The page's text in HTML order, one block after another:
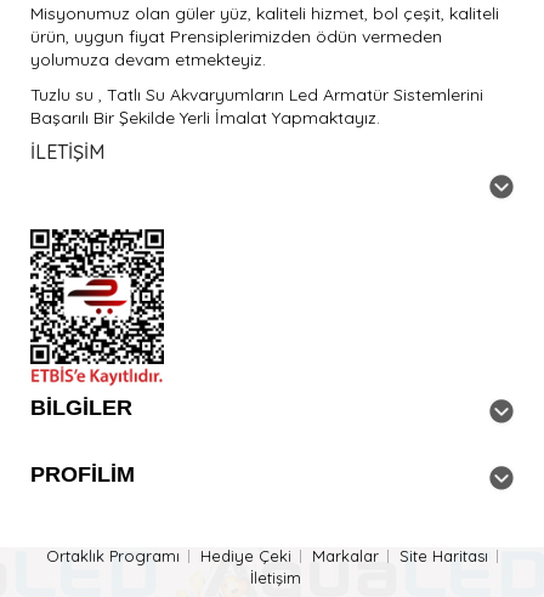
Misyonumuz olan güler yüz, kaliteli hizmet, bol çeşit, kaliteli
ürün, uygun fiyat Prensiplerimizden ödün vermeden
yolumuza devam etmekteyiz.
Tuzlu su , Tatlı Su Akvaryumların Led Armatür Sistemlerini
Başarılı Bir Şekilde Yerli İmalat Yapmaktayız.
İLETIŞIM
BILGILER
PROFILIM
Ortaklık Programı Hediye Çeki Markalar
Site Haritası
İletişim